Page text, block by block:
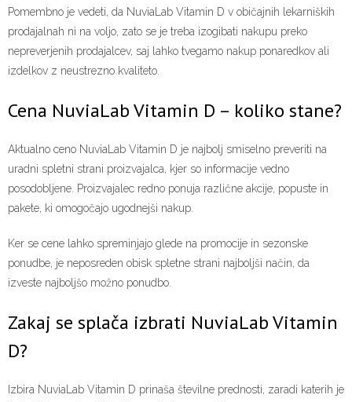
Pomembno je vedeti, da NuviaLab Vitamin D v običajnih lekarniških
prodajalnah ni na voljo, zato se je treba izogibati nakupu preko
nepreverjenih prodajalcev, saj lahko tvegamo nakup ponaredkov ali
izdelkov z neustrezno kvaliteto.
Cena NuviaLab Vitamin D – koliko stane?
Aktualno ceno NuviaLab Vitamin D je najbolj smiselno preveriti na
uradni spletni strani proizvajalca, kjer so informacije vedno
posodobljene. Proizvajalec redno ponuja različne akcije, popuste in
pakete, ki omogočajo ugodnejši nakup.
Ker se cene lahko spreminjajo glede na promocije in sezonske
ponudbe, je neposreden obisk spletne strani najboljši način, da
izveste najboljšo možno ponudbo.
Zakaj se splača izbrati NuviaLab Vitamin
D?
Izbira NuviaLab Vitamin D prinaša številne prednosti, zaradi katerih je